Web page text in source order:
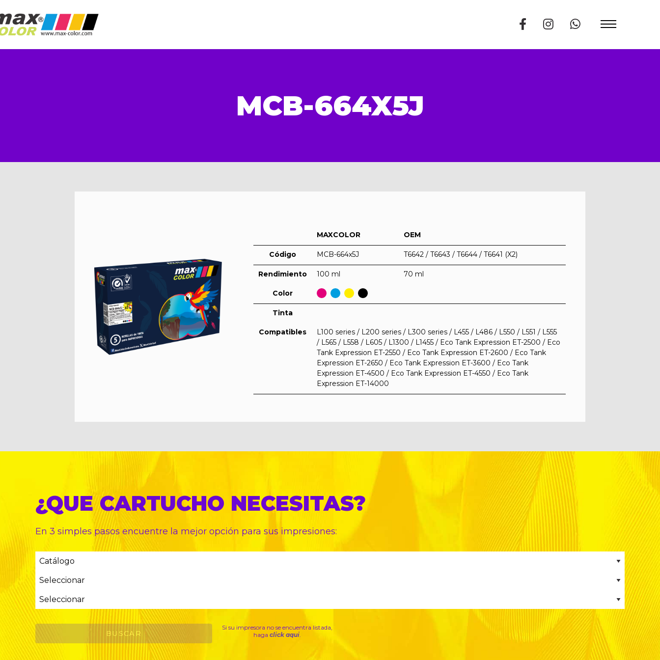
MCB-664X5J
MAXCOLOR OEM
Código MCB-664x5J T6642 / T6643 / T6644 / T6641 (X2)
Rendimiento 100 ml 70 ml
Color
Tinta
Compatibles
L100 series / L200 series / L300 series / L455 / L486 / L550 / L551 / L555
/ L565 / L558 / L605 / L1300 / L1455 / Eco Tank Expression ET-2500 / Eco
Tank Expression ET-2550 / Eco Tank Expression ET-2600 / Eco Tank
Expression ET-2650 / Eco Tank Expression ET-3600 / Eco Tank
Expression ET-4500 / Eco Tank Expression ET-4550 / Eco Tank
Expression ET-14000
¿QUE CARTUCHO NECESITAS?
En 3 simples pasos encuentre la mejor opción para sus impresiones:
Si su impresora no se encuentra listada,
haga click aqui.